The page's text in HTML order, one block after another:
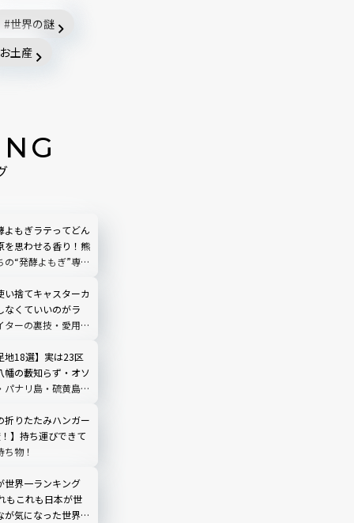
世界の謎
お土産
よもぎラテってどん
を思わせる香り！熊
の“発酵よもぎ”専門
にオープン！人気
い捨てキャスターカ
なくていいのがラ
ターの裏技・愛用品
地18選】実は23区
幡の藪知らず・オソ
パナリ島・硫黄島な
折りたたみハンガー
】持ち運びできて
物！
世界一ランキング
もこれも日本が世
が気になった世界一